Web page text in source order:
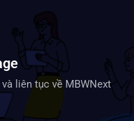
liên tục về MBWNext